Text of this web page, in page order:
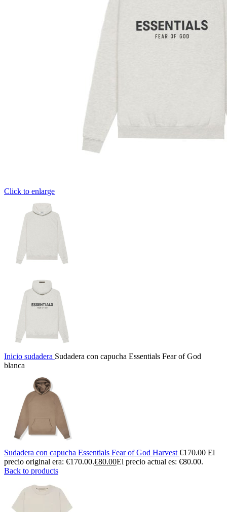
Click to enlarge
Inicio sudadera Sudadera con capucha Essentials Fear of God
blanca
Sudadera con capucha Essentials Fear of God Harvest €170.00 El
precio original era: €170.00.€80.00El precio actual es: €80.00.
Back to products